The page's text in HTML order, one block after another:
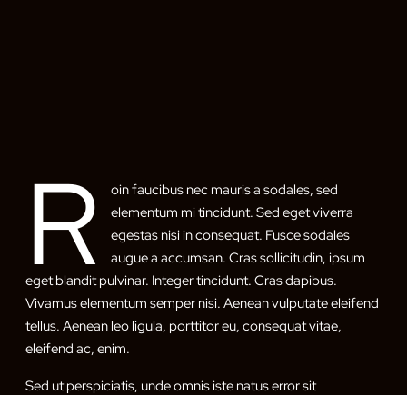
R
oin faucibus nec mauris a sodales, sed
elementum mi tincidunt. Sed eget viverra
egestas nisi in consequat. Fusce sodales
augue a accumsan. Cras sollicitudin, ipsum
eget blandit pulvinar. Integer tincidunt. Cras dapibus.
Vivamus elementum semper nisi. Aenean vulputate eleifend
tellus. Aenean leo ligula, porttitor eu, consequat vitae,
eleifend ac, enim.
Sed ut perspiciatis, unde omnis iste natus error sit